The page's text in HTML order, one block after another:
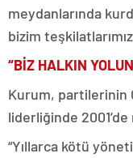
meydanlarında
bizim
“BİZ HALKIN
Kurum, partilerinin
liderliğinde 2001’de
“Yıllarca kötü